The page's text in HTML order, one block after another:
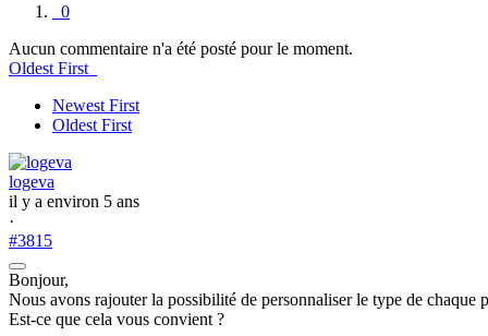
0
Aucun commentaire n'a été posté pour le moment.
Oldest First
Newest First
Oldest First
logeva
il y a environ 5 ans
·
#3815
Bonjour,
Nous avons rajouter la possibilité de personnaliser le type de chaque
Est-ce que cela vous convient ?